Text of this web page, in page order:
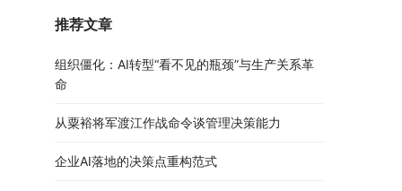
推荐文章
组织僵化：AI转型“看不见的瓶颈”与生产关系革
命
从粟裕将军渡江作战命令谈管理决策能力
企业AI落地的决策点重构范式